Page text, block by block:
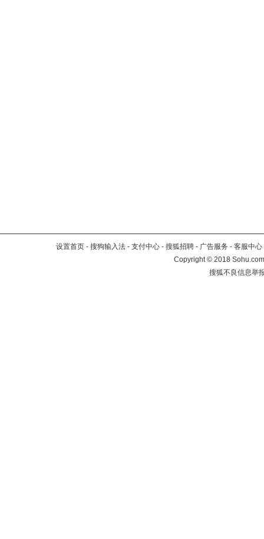
设置首页 - 搜狗输入法 - 支付中心 - 搜狐招聘 - 广告服务 - 客服中心
Copyright©2018
搜狐不良信息举